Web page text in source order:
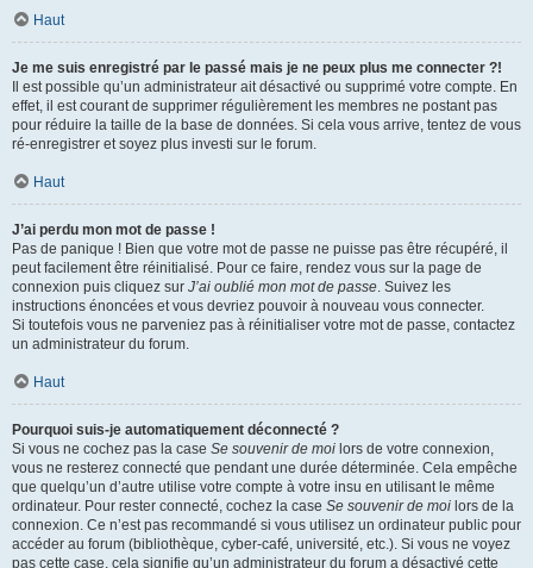
Haut
Je me suis enregistré par le passé mais je ne peux plus me connecter ?!
Il est possible qu’un administrateur ait désactivé ou supprimé votre compte. En
effet, il est courant de supprimer régulièrement les membres ne postant pas
pour réduire la taille de la base de données. Si cela vous arrive, tentez de vous
ré-enregistrer et soyez plus investi sur le forum.
Haut
J’ai perdu mon mot de passe !
Pas de panique ! Bien que votre mot de passe ne puisse pas être récupéré, il
peut facilement être réinitialisé. Pour ce faire, rendez vous sur la page de
connexion puis cliquez sur J’ai oublié mon mot de passe . Suivez les
instructions énoncées et vous devriez pouvoir à nouveau vous connecter.
Si toutefois vous ne parveniez pas à réinitialiser votre mot de passe, contactez
un administrateur du forum.
Haut
Pourquoi suis-je automatiquement déconnecté ?
Si vous ne cochez pas la case Se souvenir de moi lors de votre connexion,
vous ne resterez connecté que pendant une durée déterminée. Cela empêche
que quelqu’un d’autre utilise votre compte à votre insu en utilisant le même
ordinateur. Pour rester connecté, cochez la case Se souvenir de moi lors de la
connexion. Ce n’est pas recommandé si vous utilisez un ordinateur public pour
accéder au forum (bibliothèque, cyber-café, université, etc.). Si vous ne voyez
pas cette case, cela signifie qu’un administrateur du forum a désactivé cette